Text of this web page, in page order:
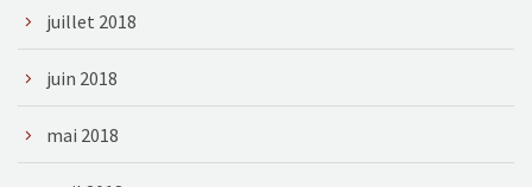
juillet 2018
juin 2018
mai 2018